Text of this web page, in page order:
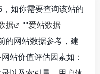
如你需要查询该站的
据 ""爱站数据
的网站数据参考，建
站价值评估因素如：